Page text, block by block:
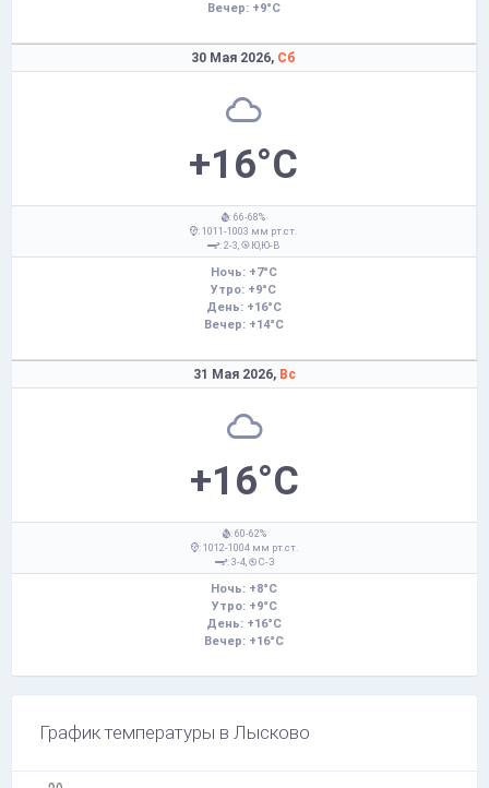
Вечер: +9°C
30 Мая 2026, Сб
+16°C
: 66-68%
: 1011-1003 мм рт.ст.
: 2-3,
Ю,Ю-В
Ночь: +7°C
Утро: +9°C
День: +16°C
Вечер: +14°C
31 Мая 2026, Вс
+16°C
: 60-62%
: 1012-1004 мм рт.ст.
: 3-4,
С-З
Ночь: +8°C
Утро: +9°C
День: +16°C
Вечер: +16°C
График температуры в Лысково